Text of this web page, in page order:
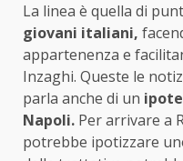
La linea è quella di
giovani italiani,
appartenenza e
Inzaghi. Queste le
parla anche di un
Napoli. Per arrivare a
potrebbe ipotizzare